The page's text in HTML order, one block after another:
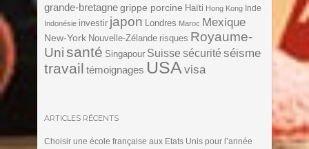
grande-bretagne grippe porcine Haïti Hong Kong Inde
Indonésie investir japon Londres Maroc Mexique
New-York Nouvelle-Zélande risques Royaume-
Unisanté Singapour Suisse sécurité séisme
travail témoignages USA visa
ARTICLES RÉCENTS
Choisir une école française aux Etats Unis pour l’année